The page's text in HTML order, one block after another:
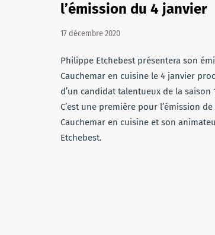
l’émission du 4 janvier
17 décembre 2020
Philippe Etchebest présentera son
Cauchemar en cuisine le 4 janvier
d’un candidat talentueux de la saison
C’est une première pour l’émission
Cauchemar en cuisine et son
Etchebest.